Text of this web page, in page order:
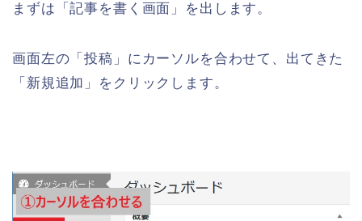
まずは「記事を書く画面」を出します。
画面左の「投稿」にカーソルを合わせて、出てきた
「新規追加」をクリックします。